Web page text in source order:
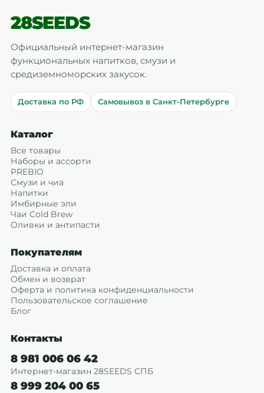
28SEEDS
Официальный интернет-магазин
функциональных напитков, смузи и
средиземноморских закусок.
Доставка по РФ Самовывоз в Санкт-Петербурге
Каталог
Все товары
Наборы и ассорти
PREBIO
Смузи и чиа
Напитки
Имбирные эли
Чаи Cold Brew
Оливки и антипасти
Покупателям
Доставка и оплата
Обмен и возврат
Оферта и политика конфиденциальности
Пользовательское соглашение
Блог
Контакты
8 981 006 06 42
Интернет-магазин 28SEEDS СПБ
8 999 204 00 65